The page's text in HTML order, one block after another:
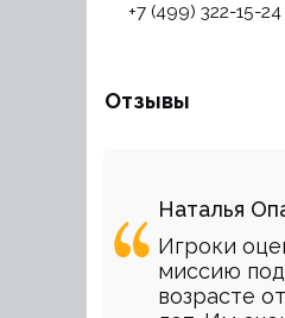
+7 (499) 322-15-24
Отзывы
Наталья
Игроки
миссию
возрасте